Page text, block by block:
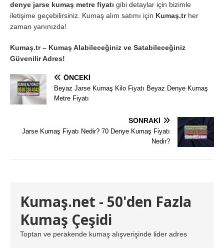
denye jarse kumaş metre fiyatı gibi detaylar için bizimle
iletişime geçebilirsiniz. Kumaş alım satımı için Kumaş.trher
zaman yanınızda!
Kumaş.tr – Kumaş Alabileceğiniz ve Satabileceğiniz
Güvenilir Adres!
ÖNCEKI
Beyaz Jarse Kumaş Kilo Fiyatı Beyaz Denye Kumaş
Metre Fiyatı
SONRAKI
Jarse Kumaş Fiyatı Nedir? 70 Denye Kumaş Fiyatı
Nedir?
Kumaş.net - 50'den Fazla
Kumaş Çeşidi
Toptan ve perakende kumaş alışverişinde lider adres